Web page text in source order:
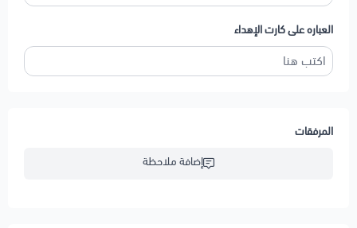
العباره على كارت الإهداء
المرفقات
إضافة ملاحظة